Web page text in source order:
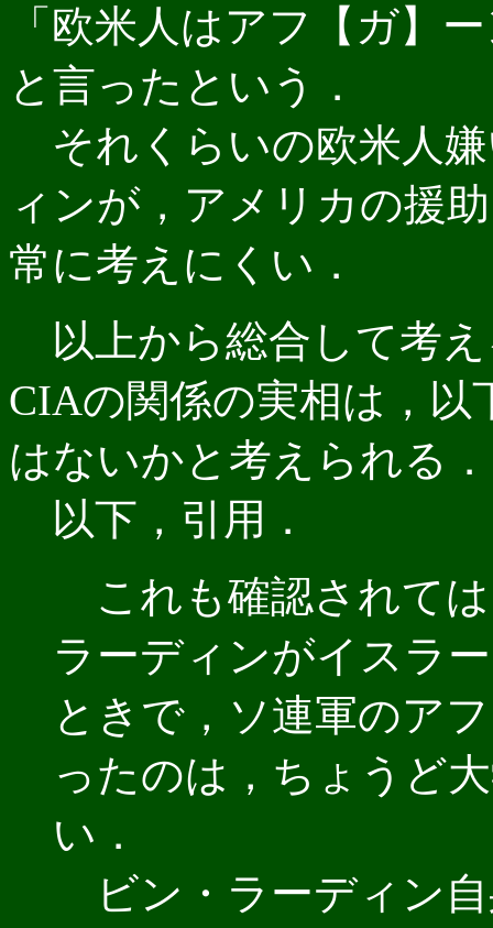
「欧米人はアフ【ガ】
と言ったという．
それくらいの欧米人
ィンが，アメリカの援
常に考えにくい．
以上から総合して考
CIAの関係の実相は，
はないかと考えられる．
以下，引用．
これも確認されて
ラーディンがイスラ
ときで，ソ連軍のア
ったのは，ちょうど
い．
ビン・ラーディン